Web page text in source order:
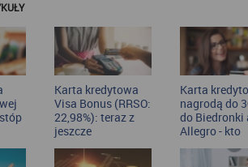
Karta kredytowa
Visa Bonus (RRSO:
22,98%): teraz z
jeszcze
ciekawszymi
bonusami!
Karta
nagrodą do
do Biedronki
Allegro - kto
skorzysta?